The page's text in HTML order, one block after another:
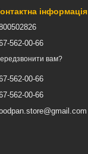
інформація
562-00-66
вам?
562-00-66
562-00-66